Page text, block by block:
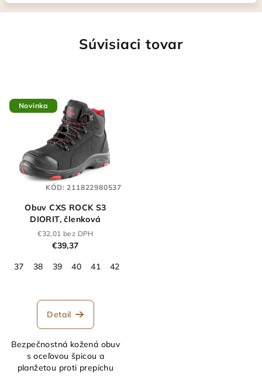
Súvisiaci tovar
Novinka
Obuv CXS ROCK S3
DIORIT, členková
€32,01 bez DPH
€39,37
37
38 39 40 41 42
Detail
Bezpečnostná kožená obuv
s oceľovou špicou a
planžetou proti prepichu
KÓD:211822980537